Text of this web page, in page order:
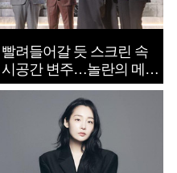
빨려들어갈 듯 스크린 속
시공간 변주…놀란의 메시
지는 ‘전쟁 속죄’